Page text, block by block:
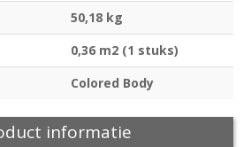
50,18 kg
0,36 m2 (1 stuks)
Colored Body
informatie